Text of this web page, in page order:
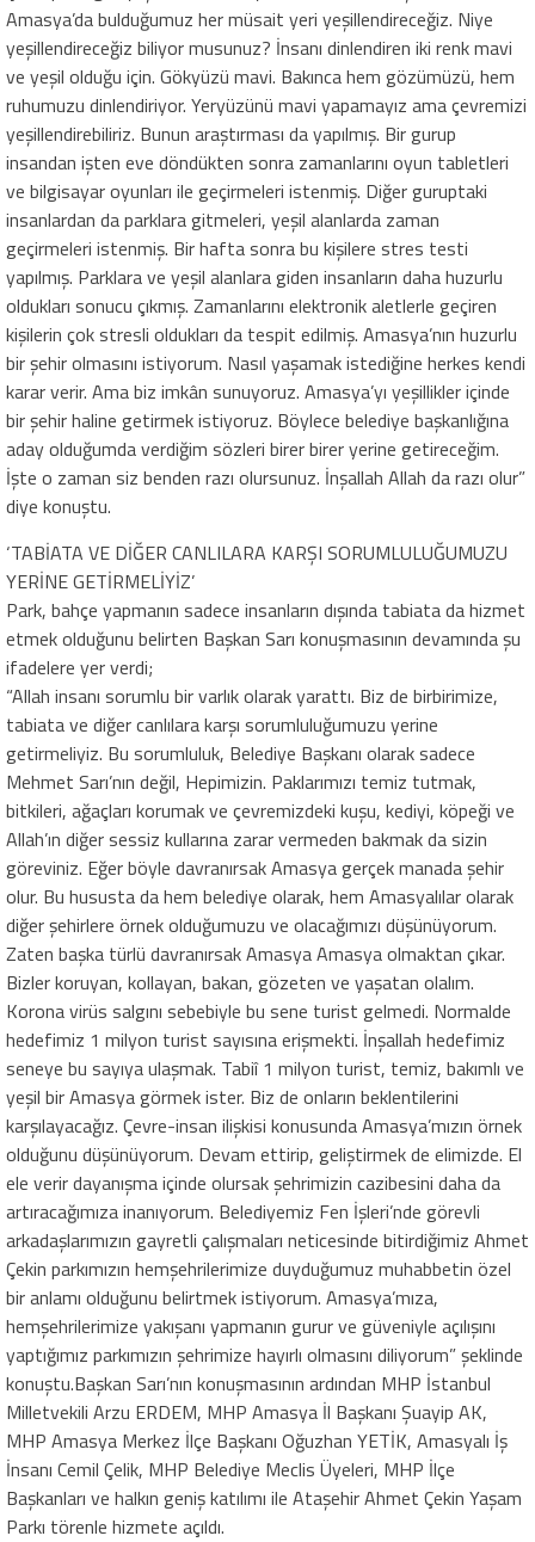
Amasya’da bulduğumuz her müsait yeri yeşillendireceğiz. Niye
yeşillendireceğiz biliyor musunuz? İnsanı dinlendiren iki renk mavi
ve yeşil olduğu için. Gökyüzü mavi. Bakınca hem gözümüzü, hem
ruhumuzu dinlendiriyor. Yeryüzünü mavi yapamayız ama çevremizi
yeşillendirebiliriz. Bunun araştırması da yapılmış. Bir gurup
insandan işten eve döndükten sonra zamanlarını oyun tabletleri
ve bilgisayar oyunları ile geçirmeleri istenmiş. Diğer guruptaki
insanlardan da parklara gitmeleri, yeşil alanlarda zaman
geçirmeleri istenmiş. Bir hafta sonra bu kişilere stres testi
yapılmış. Parklara ve yeşil alanlara giden insanların daha huzurlu
oldukları sonucu çıkmış. Zamanlarını elektronik aletlerle geçiren
kişilerin çok stresli oldukları da tespit edilmiş. Amasya’nın huzurlu
bir şehir olmasını istiyorum. Nasıl yaşamak istediğine herkes kendi
karar verir. Ama biz imkân sunuyoruz. Amasya’yı yeşillikler içinde
bir şehir haline getirmek istiyoruz. Böylece belediye başkanlığına
aday olduğumda verdiğim sözleri birer birer yerine getireceğim.
İşte o zaman siz benden razı olursunuz. İnşallah Allah da razı olur”
diye konuştu.
‘TABİATA VE DİĞER CANLILARA KARŞI SORUMLULUĞUMUZU
YERİNE GETİRMELİYİZ’
Park, bahçe yapmanın sadece insanların dışında tabiata da hizmet
etmek olduğunu belirten Başkan Sarı konuşmasının devamında şu
ifadelere yer verdi;
“Allah insanı sorumlu bir varlık olarak yarattı. Biz de birbirimize,
tabiata ve diğer canlılara karşı sorumluluğumuzu yerine
getirmeliyiz. Bu sorumluluk, Belediye Başkanı olarak sadece
Mehmet Sarı’nın değil, Hepimizin. Paklarımızı temiz tutmak,
bitkileri, ağaçları korumak ve çevremizdeki kuşu, kediyi, köpeği ve
Allah’ın diğer sessiz kullarına zarar vermeden bakmak da sizin
göreviniz. Eğer böyle davranırsak Amasya gerçek manada şehir
olur. Bu hususta da hem belediye olarak, hem Amasyalılar olarak
diğer şehirlere örnek olduğumuzu ve olacağımızı düşünüyorum.
Zaten başka türlü davranırsak Amasya Amasya olmaktan çıkar.
Bizler koruyan, kollayan, bakan, gözeten ve yaşatan olalım.
Korona virüs salgını sebebiyle bu sene turist gelmedi. Normalde
hedefimiz 1 milyon turist sayısına erişmekti. İnşallah hedefimiz
seneye bu sayıya ulaşmak. Tabiî 1 milyon turist, temiz, bakımlı ve
yeşil bir Amasya görmek ister. Biz de onların beklentilerini
karşılayacağız. Çevre-insan ilişkisi konusunda Amasya’mızın örnek
olduğunu düşünüyorum. Devam ettirip, geliştirmek de elimizde. El
ele verir dayanışma içinde olursak şehrimizin cazibesini daha da
artıracağımıza inanıyorum. Belediyemiz Fen İşleri’nde görevli
arkadaşlarımızın gayretli çalışmaları neticesinde bitirdiğimiz Ahmet
Çekin parkımızın hemşehrilerimize duyduğumuz muhabbetin özel
bir anlamı olduğunu belirtmek istiyorum. Amasya’mıza,
hemşehrilerimize yakışanı yapmanın gurur ve güveniyle açılışını
yaptığımız parkımızın şehrimize hayırlı olmasını diliyorum” şeklinde
konuştu.Başkan Sarı’nın konuşmasının ardından MHP İstanbul
Milletvekili Arzu ERDEM, MHP Amasya İl Başkanı Şuayip AK,
MHP Amasya Merkez İlçe Başkanı Oğuzhan YETİK, Amasyalı İş
İnsanı Cemil Çelik, MHP Belediye Meclis Üyeleri, MHP İlçe
Başkanları ve halkın geniş katılımı ile Ataşehir Ahmet Çekin Yaşam
Parkı törenle hizmete açıldı.